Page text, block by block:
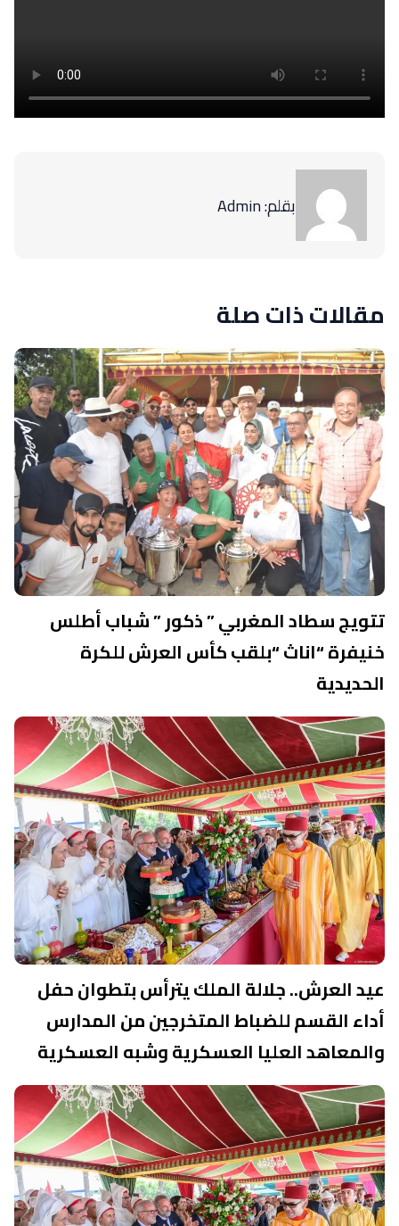
بقلم: Admin
مقالات ذات صلة
تتويج سطاد المغربي ” ذكور ” شباب أطلس
خنيفرة “اناث “بلقب كأس العرش للكرة
الحديدية
عيد العرش.. جلالة الملك يترأس بتطوان حفل
أداء القسم للضباط المتخرجين من المدارس
والمعاهد العليا العسكرية وشبه العسكرية